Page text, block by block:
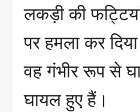
लकड़ी की
पर हमला कर
वह गंभीर रूप से
घायल हुए हैं।